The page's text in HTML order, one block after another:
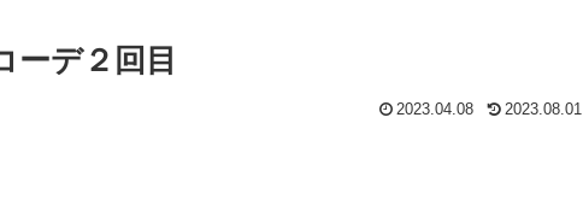
ーデ２回目
2023.04.08 2023.08.01